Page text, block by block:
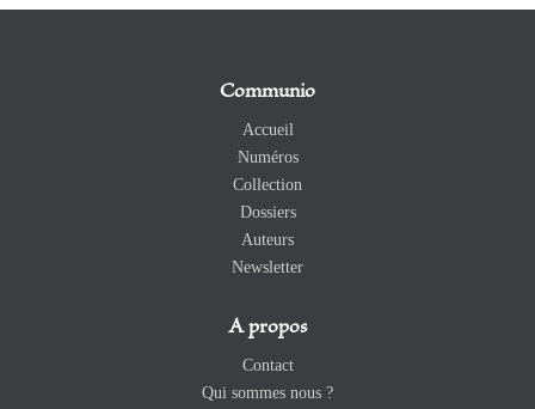
Communio
Accueil
Numéros
Collection
Dossiers
Auteurs
Newsletter
A propos
Contact
Qui sommes nous ?